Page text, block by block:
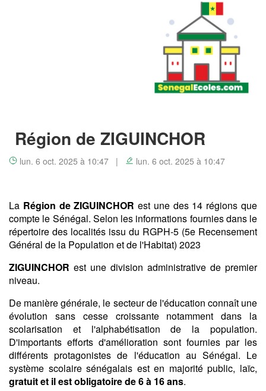
Région de ZIGUINCHOR
lun. 6 oct. 2025 à 10:47 | lun. 6 oct. 2025 à 10:47
La Région de ZIGUINCHOR est une des 14 régions que
compte le Sénégal. Selon les informations fournies dans le
répertoire des localités issu du RGPH-5 (5e Recensement
Général de la Population et de l'Habitat) 2023
ZIGUINCHOR est une division administrative de premier
niveau.
De manière générale, le secteur de l'éducation connaît une
évolution sans cesse croissante notamment dans la
scolarisation et l'alphabétisation de la population.
D'importants efforts d'amélioration sont fournies par les
différents protagonistes de l'éducation au Sénégal. Le
système scolaire sénégalais est en majorité public, laïc,
gratuit et il est obligatoire de 6 à 16 ans.